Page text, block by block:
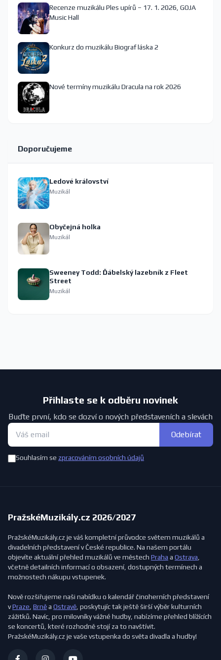
Recenze muzikálu Ples upírů – 17. 1. 2026, GOJA
Music Hall
Konkurz do muzikálu Biograf láska 2
Nové termíny muzikálu Dracula na rok 2026
Doporučujeme
Ledové království
Muzikál
Obyčejná holka
Muzikál
Sweeney Todd: Ďábelský lazebník z Fleet
Street
Muzikál
Přihlaste se k odběru novinek
Buďte první, kdo se dozví o nových představeních a slevách
Odebírat
Souhlasím se zpracováním osobních údajů
PražskéMuzikály.cz 2026/2027
PražskéMuzikály.cz je váš kompletní průvodce světem muzikálů a
divadelních představení v České republice. Na našem portálu
objevíte aktuální přehled muzikálů ve městech Praha a Ostrava
včetně detailních informací o obsazení, dostupných termínech a
možnostech nákupu vstupenek.
Nově rozšiřujeme naši nabídku o kalendář činoherních představení
vPraze Brněa Ostravě , poskytujíc tak ještě širší výběr kulturních
zážitků. Navíc, pro milovníky vážné hudby, nabízíme přehled blížících
se koncertů, které rozhodně stojí za to navštívit.
PražskéMuzikály.cz je vaše vstupenka do světa divadla a hudby!